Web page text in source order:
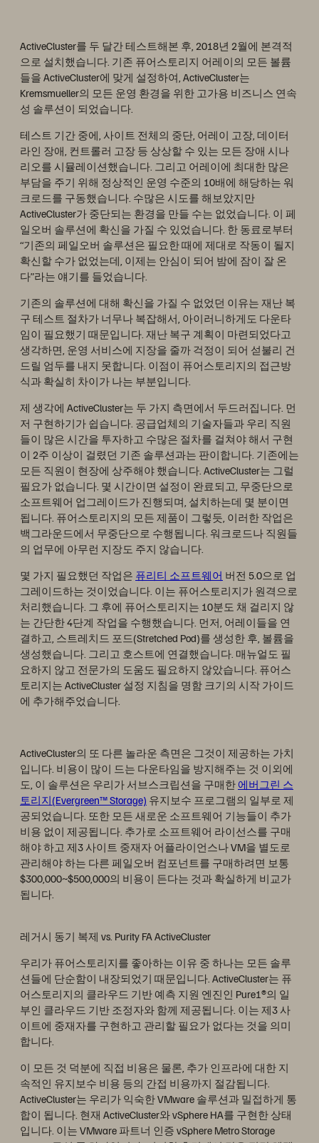
ActiveCluster를 두 달간 테스트해본 후, 2018년 2월에 본격적
으로 설치했습니다. 기존 퓨어스토리지 어레이의 모든 볼륨
들을 ActiveCluster에 맞게 설정하여, ActiveCluster는
Kremsmueller의 모든 운영 환경을 위한 고가용 비즈니스 연속
성 솔루션이 되었습니다.
테스트 기간 중에, 사이트 전체의 중단, 어레이 고장, 데이터
라인 장애, 컨트롤러 고장 등 상상할 수 있는 모든 장애 시나
리오를 시뮬레이션했습니다. 그리고 어레이에 최대한 많은
부담을 주기 위해 정상적인 운영 수준의 10배에 해당하는 워
크로드를 구동했습니다. 수많은 시도를 해보았지만
ActiveCluster가 중단되는 환경을 만들 수는 없었습니다. 이 페
일오버 솔루션에 확신을 가질 수 있었습니다. 한 동료로부터
“기존의 페일오버 솔루션은 필요한 때에 제대로 작동이 될지
확신할 수가 없었는데, 이제는 안심이 되어 밤에 잠이 잘 온
다”라는 얘기를 들었습니다.
기존의 솔루션에 대해 확신을 가질 수 없었던 이유는 재난 복
구 테스트 절차가 너무나 복잡해서, 아이러니하게도 다운타
임이 필요했기 때문입니다. 재난 복구 계획이 마련되었다고
생각하면, 운영 서비스에 지장을 줄까 걱정이 되어 섣불리 건
드릴 엄두를 내지 못합니다. 이점이 퓨어스토리지의 접근방
식과 확실히 차이가 나는 부분입니다.
제 생각에 ActiveCluster는 두 가지 측면에서 두드러집니다. 먼
저 구현하기가 쉽습니다. 공급업체의 기술자들과 우리 직원
들이 많은 시간을 투자하고 수많은 절차를 걸쳐야 해서 구현
이 2주 이상이 걸렸던 기존 솔루션과는 판이합니다. 기존에는
모든 직원이 현장에 상주해야 했습니다. ActiveCluster는 그럴
필요가 없습니다. 몇 시간이면 설정이 완료되고, 무중단으로
소프트웨어 업그레이드가 진행되며, 설치하는데 몇 분이면
됩니다. 퓨어스토리지의 모든 제품이 그렇듯, 이러한 작업은
백그라운드에서 무중단으로 수행됩니다. 워크로드나 직원들
의 업무에 아무런 지장도 주지 않습니다.
몇 가지 필요했던 작업은 퓨리티 소프트웨어 버전 5.0으로 업
그레이드하는 것이었습니다. 이는 퓨어스토리지가 원격으로
처리했습니다. 그 후에 퓨어스토리지는 10분도 채 걸리지 않
는 간단한 4단계 작업을 수행했습니다. 먼저, 어레이들을 연
결하고, 스트레치드 포드(Stretched Pod)를 생성한 후, 볼륨을
생성했습니다. 그리고 호스트에 연결했습니다. 매뉴얼도 필
요하지 않고 전문가의 도움도 필요하지 않았습니다. 퓨어스
토리지는 ActiveCluster 설정 지침을 명함 크기의 시작 가이드
에 추가해주었습니다.
ActiveCluster의 또 다른 놀라운 측면은 그것이 제공하는 가치
입니다. 비용이 많이 드는 다운타임을 방지해주는 것 이외에
도, 이 솔루션은 우리가 서브스크립션을 구매한 에버그린 스
토리지(Evergreen™ Storage) 유지보수 프로그램의 일부로 제
공되었습니다. 또한 모든 새로운 소프트웨어 기능들이 추가
비용 없이 제공됩니다. 추가로 소프트웨어 라이선스를 구매
해야 하고 제3 사이트 중재자 어플라이언스나 VM을 별도로
관리해야 하는 다른 페일오버 컴포넌트를 구매하려면 보통
$300,000~$500,000의 비용이 든다는 것과 확실하게 비교가
됩니다.
레거시 동기 복제 vs. Purity FA ActiveCluster
우리가 퓨어스토리지를 좋아하는 이유 중 하나는 모든 솔루
션들에 단순함이 내장되었기 때문입니다. ActiveCluster는 퓨
어스토리지의 클라우드 기반 예측 지원 엔진인 Pure1®의 일
부인 클라우드 기반 조정자와 함께 제공됩니다. 이는 제3 사
이트에 중재자를 구현하고 관리할 필요가 없다는 것을 의미
합니다.
이 모든 것 덕분에 직접 비용은 물론, 추가 인프라에 대한 지
속적인 유지보수 비용 등의 간접 비용까지 절감됩니다.
ActiveCluster는 우리가 익숙한 VMware 솔루션과 밀접하게 통
합이 됩니다. 현재 ActiveCluster와 vSphere HA를 구현한 상태
입니다. 이는 VMware 파트너 인증 vSphere Metro Storage